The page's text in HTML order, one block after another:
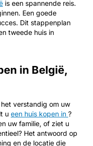
is een spannende reis.
Een goede
Dit stappenplan
tweede huis in
in België,
verstandig om uw
u een huis kopen in ?
uw familie, of ziet u
Het antwoord op
en de locatie die